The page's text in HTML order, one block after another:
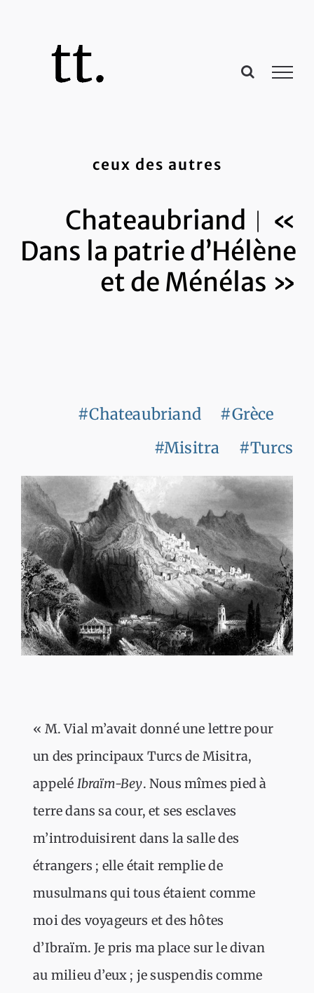
ceux des autres
Chateaubriand︱«
Dans la patrie d’Hélène
et de Ménélas »
#Chateaubriand
#Grèce
#Misitra
#Turcs
« M. Vial m’avait donné une lettre pour
un des principaux Turcs de Misitra,
appelé Ibraïm-Bey. Nous mîmes pied à
terre dans sa cour, et ses esclaves
m’introduisirent dans la salle des
étrangers ; elle était remplie de
musulmans qui tous étaient comme
moi des voyageurs et des hôtes
d’Ibraïm. Je pris ma place sur le divan
au milieu d’eux ; je suspendis comme